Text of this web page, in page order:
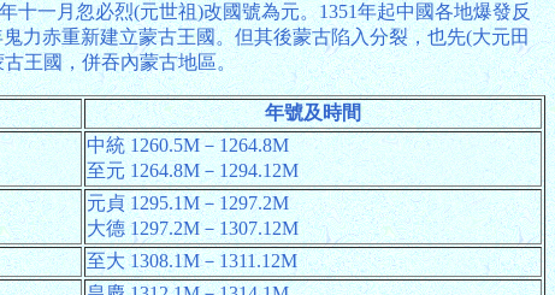
十一月忽必烈(元世祖)改國號為元。1351年起中國各地爆發反
力赤重新建立蒙古王國。但其後蒙古陷入分裂，也先(大元田
王國，併吞內蒙古地區。
年號及時間
中統 1260.5M－1264.8M
至元 1264.8M－1294.12M
元貞 1295.1M－1297.2M
大德 1297.2M－1307.12M
至大 1308.1M－1311.12M